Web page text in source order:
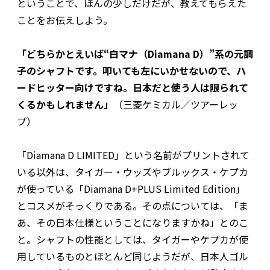
ということで、ほんの少しだけだが、教えてもらえた
ことをお伝えしよう。
「どちらかとえいば“白マナ（Diamana D）”系の元調
子のシャフトです。叩いても左にいかせないので、ハ
ードヒッター向けですね。日本だと使う人は限られて
くるかもしれません」
（三菱ケミカル／ツアーレッ
プ）
「Diamana D LIMITED」という名前がプリントされて
いる以外は、タイガー・ウッズやブルックス・ケプカ
が使っている「Diamana D+PLUS Limited Edition」
とコスメがそっくりである。その点については、「ま
あ、その日本仕様ということになりますかね」とのこ
と。シャフトの性能としては、タイガーやケプカが使
用しているものとほとんど同じようだが、日本人ゴル